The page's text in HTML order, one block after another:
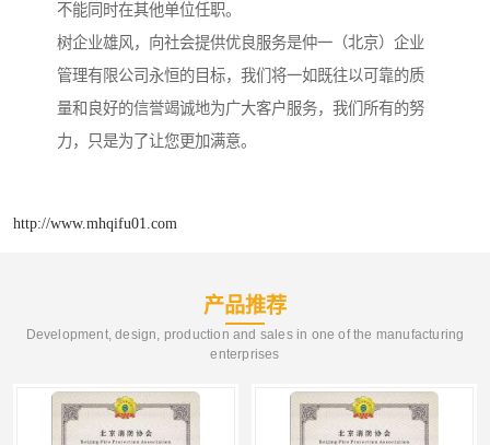
不能同时在其他单位任职。
树企业雄风，向社会提供优良服务是仲一（北京）企业
管理有限公司永恒的目标，我们将一如既往以可靠的质
量和良好的信誉竭诚地为广大客户服务，我们所有的努
力，只是为了让您更加满意。
http://www.mhqifu01.com
产品推荐
Development, design, production and sales in one of the manufacturing
enterprises